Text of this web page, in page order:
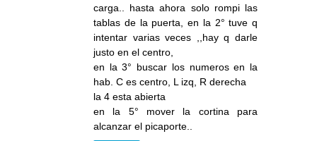
carga.. hasta ahora solo rompi las
tablas de la puerta, en la 2° tuve q
intentar varias veces ,,hay q darle
justo en el centro,
en la 3° buscar los numeros en la
hab. C es centro, L izq, R derecha
la 4 esta abierta
en la 5° mover la cortina para
alcanzar el picaporte..